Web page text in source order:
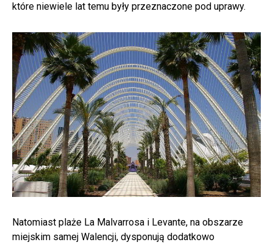
które niewiele lat temu były przeznaczone pod uprawy.
Natomiast plaże La Malvarrosa i Levante, na obszarze
miejskim samej Walencji, dysponują dodatkowo